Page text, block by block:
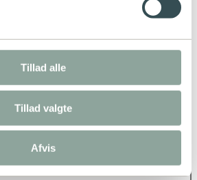
Tillad alle
Tillad valgte
Afvis